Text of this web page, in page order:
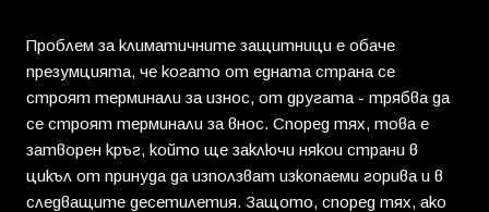
Проблем за климатичните защитници е обаче
презумцията, че когато от едната страна се
строят терминали за износ, от другата - трябва да
се строят терминали за внос. Според тях, това е
затворен кръг, който ще заключи някои страни в
цикъл от принуда да използват изкопаеми горива и в
следващите десетилетия. Защото, според тях, ако